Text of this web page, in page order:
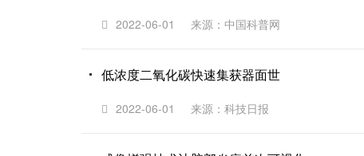
2022-06-01 来源：中国科普网
低浓度二氧化碳快速集获器面世
2022-06-01 来源：科技日报